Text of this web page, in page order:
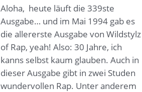
Aloha, heute läuft die 339ste
Ausgabe… und im Mai 1994 gab es
die allererste Ausgabe von Wildstylz
of Rap, yeah! Also: 30 Jahre, ich
kanns selbst kaum glauben. Auch in
dieser Ausgabe gibt in zwei Studen
wundervollen Rap. Unter anderem